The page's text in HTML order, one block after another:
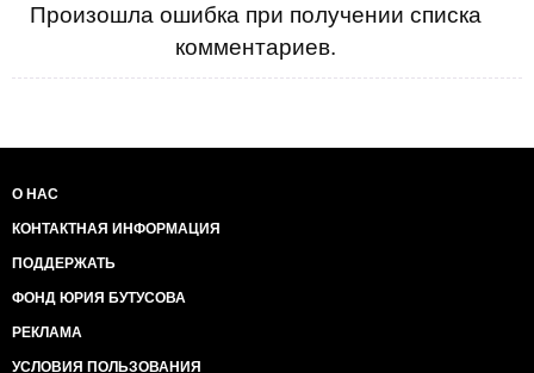
Произошла ошибка при получении списка
комментариев.
О НАС
КОНТАКТНАЯ ИНФОРМАЦИЯ
ПОДДЕРЖАТЬ
ФОНД ЮРИЯ БУТУСОВА
РЕКЛАМА
УСЛОВИЯ ПОЛЬЗОВАНИЯ